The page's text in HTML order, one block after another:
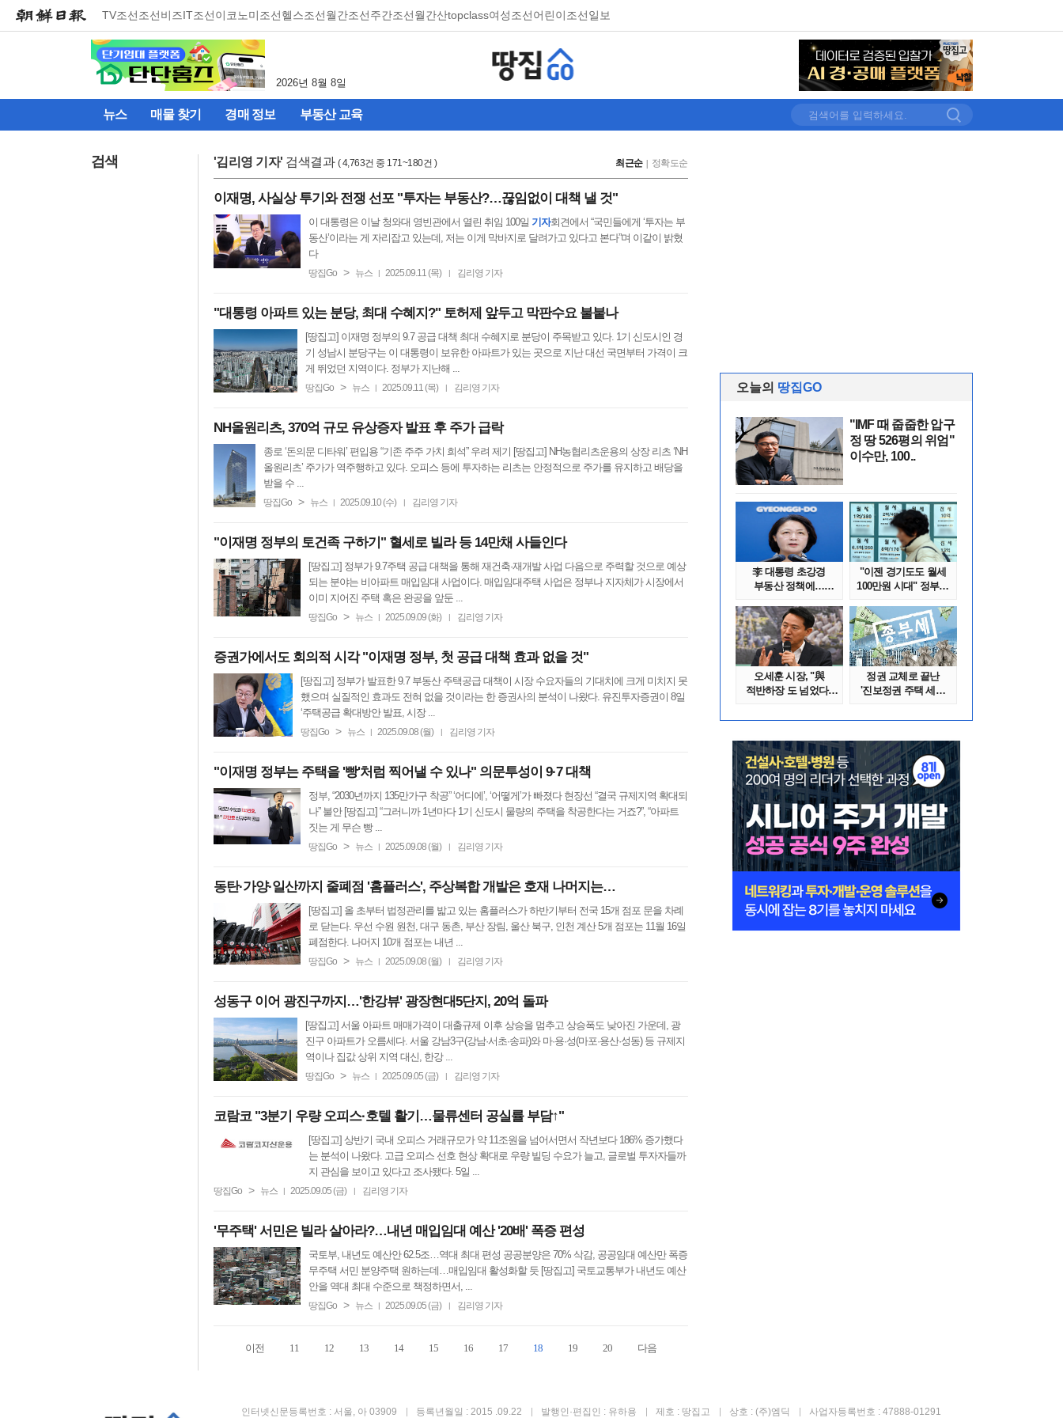
TV조선조선비즈IT조선이코노미조선헬스조선월간조선주간조선월간산topclass여성조선어린이조선일보
2026년 8월 8일
뉴스 매물 찾기 경매 정보 부동산 교육
검색 '김리영 기자' 검색결과 ( 4,763건 중 171~180건 ) 최근순 정확도순
이재명, 사실상 투기와 전쟁 선포 "투자는 부동산?…끊임없이 대책 낼 것"
이 대통령은 이날 청와대 영빈관에서 열린 취임 100일 기자회견에서 “국민들에게 ‘투자는 부
동산’이라는 게 자리잡고 있는데, 저는 이게 막바지로 달려가고 있다고 본다”며 이같이 밝혔
다
땅집Go > 뉴스 | 2025.09.11 (목) | 김리영 기자
"대통령 아파트 있는 분당, 최대 수혜지?" 토허제 앞두고 막판수요 불붙나
[땅집고] 이재명 정부의 9.7 공급 대책 최대 수혜지로 분당이 주목받고 있다. 1기 신도시인 경
기 성남시 분당구는 이 대통령이 보유한 아파트가 있는 곳으로 지난 대선 국면부터 가격이 크
게 뛰었던 지역이다. 정부가 지난해 ...
땅집Go > 뉴스 | 2025.09.11 (목) | 김리영 기자
NH올원리츠, 370억 규모 유상증자 발표 후 주가 급락
종로 ‘돈의문 디타워’ 편입용 “기존 주주 가치 희석” 우려 제기 [땅집고] NH농협리츠운용의 상장 리츠 ‘NH
올원리츠’ 주가가 역주행하고 있다. 오피스 등에 투자하는 리츠는 안정적으로 주가를 유지하고 배당을
받을 수 ...
땅집Go > 뉴스 | 2025.09.10 (수) | 김리영 기자
"이재명 정부의 토건족 구하기" 혈세로 빌라 등 14만채 사들인다
[땅집고] 정부가 9.7주택 공급 대책을 통해 재건축·재개발 사업 다음으로 주력할 것으로 예상
되는 분야는 비아파트 매입임대 사업이다. 매입임대주택 사업은 정부나 지자체가 시장에서
이미 지어진 주택 혹은 완공을 앞둔 ...
땅집Go > 뉴스 | 2025.09.09 (화) | 김리영 기자
증권가에서도 회의적 시각 "이재명 정부, 첫 공급 대책 효과 없을 것"
[땅집고] 정부가 발표한 9.7 부동산 주택공급 대책이 시장 수요자들의 기대치에 크게 미치지 못
했으며 실질적인 효과도 전혀 없을 것이라는 한 증권사의 분석이 나왔다. 유진투자증권이 8일
‘주택공급 확대방안 발표, 시장 ...
땅집Go > 뉴스 | 2025.09.08 (월) | 김리영 기자
"이재명 정부는 주택을 '빵'처럼 찍어낼 수 있나" 의문투성이 9·7 대책
정부, “2030년까지 135만가구 착공” ‘어디에’, ‘어떻게’가 빠졌다 현장선 “결국 규제지역 확대되
나” 불안 [땅집고] “그러니까 1년마다 1기 신도시 물량의 주택을 착공한다는 거죠?”, “아파트
짓는 게 무슨 빵 ...
땅집Go > 뉴스 | 2025.09.08 (월) | 김리영 기자
동탄·가양·일산까지 줄폐점 '홈플러스', 주상복합 개발은 호재 나머지는…
[땅집고] 올 초부터 법정관리를 밟고 있는 홈플러스가 하반기부터 전국 15개 점포 문을 차례
로 닫는다. 우선 수원 원천, 대구 동촌, 부산 장림, 울산 북구, 인천 계산 5개 점포는 11월 16일
폐점한다. 나머지 10개 점포는 내년 ...
땅집Go > 뉴스 | 2025.09.08 (월) | 김리영 기자
성동구 이어 광진구까지…'한강뷰' 광장현대5단지, 20억 돌파
[땅집고] 서울 아파트 매매가격이 대출규제 이후 상승을 멈추고 상승폭도 낮아진 가운데, 광
진구 아파트가 오름세다. 서울 강남3구(강남·서초·송파)와 마·용·성(마포·용산·성동) 등 규제지
역이나 집값 상위 지역 대신, 한강 ...
땅집Go > 뉴스 | 2025.09.05 (금) | 김리영 기자
코람코 "3분기 우량 오피스·호텔 활기…물류센터 공실률 부담↑"
[땅집고] 상반기 국내 오피스 거래규모가 약 11조원을 넘어서면서 작년보다 186% 증가했다
는 분석이 나왔다. 고급 오피스 선호 현상 확대로 우량 빌딩 수요가 늘고, 글로벌 투자자들까
지 관심을 보이고 있다고 조사됐다. 5일 ...
땅집Go > 뉴스 | 2025.09.05 (금) | 김리영 기자
'무주택' 서민은 빌라 살아라?…내년 매입임대 예산 '20배' 폭증 편성
국토부, 내년도 예산안 62.5조…역대 최대 편성 공공분양은 70% 삭감, 공공임대 예산만 폭증
무주택 서민 분양주택 원하는데…매입임대 활성화할 듯 [땅집고] 국토교통부가 내년도 예산
안을 역대 최대 수준으로 책정하면서, ...
땅집Go > 뉴스 | 2025.09.05 (금) | 김리영 기자
이전 11 12 13 14 15 16 17 18 19 20 다음
오늘의 땅집GO
"IMF 때 줍줍한 압구
정 땅 526평의 위엄"
이수만, 100..
李 대통령 초강경
부동산 정책에…
"이젠 경기도도 월세
100만원 시대" 정부發
오세훈 시장, "與
적반하장 도 넘었다"
정권 교체로 끝난
'진보정권 주택 세금
인터넷신문등록번호 : 서울, 아 03909 등록년월일 : 2015 .09.22 발행인·편집인 : 유하용 제호 : 땅집고 상호 : (주)엠딕 사업자등록번호 : 47888-01291